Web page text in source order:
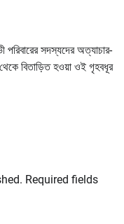
পরিবারের সদস্যদের অত্যাচার-
বিতাড়িত হওয়া ওই গৃহবধূর
Required fields